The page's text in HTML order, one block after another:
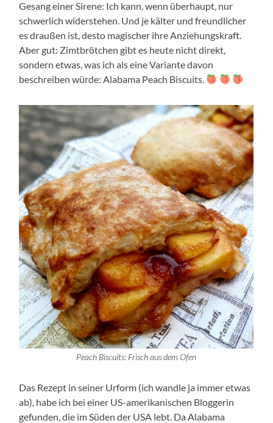
Gesang einer Sirene: Ich kann, wenn überhaupt, nur
schwerlich widerstehen. Und je kälter und freundlicher
es draußen ist, desto magischer ihre Anziehungskraft.
Aber gut: Zimtbrötchen gibt es heute nicht direkt,
sondern etwas, was ich als eine Variante davon
beschreiben würde: Alabama Peach Biscuits.
Peach Biscuits: Frisch aus dem Ofen
Das Rezept in seiner Urform (ich wandle ja immer etwas
ab), habe ich bei einer US-amerikanischen Bloggerin
gefunden, die im Süden der USA lebt. Da Alabama